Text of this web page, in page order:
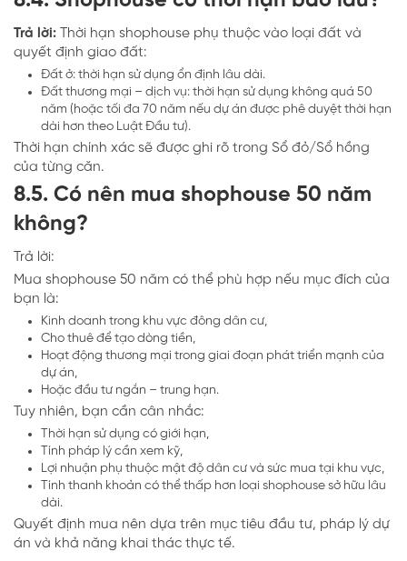
Trả lời: Thời hạn shophouse phụ thuộc vào loại đất và
quyết định giao đất:
Đất ở: thời hạn sử dụng ổn định lâu dài.
Đất thương mại – dịch vụ: thời hạn sử dụng không quá 50
năm (hoặc tối đa 70 năm nếu dự án được phê duyệt thời hạn
dài hơn theo Luật Đầu tư).
Thời hạn chính xác sẽ được ghi rõ trong Sổ đỏ/Sổ hồng
của từng căn.
8.5. Có nên mua shophouse 50 năm
không?
Trả lời:
Mua shophouse 50 năm có thể phù hợp nếu mục đích của
bạn là:
Kinh doanh trong khu vực đông dân cư,
Cho thuê để tạo dòng tiền,
Hoạt động thương mại trong giai đoạn phát triển mạnh của
dự án,
Hoặc đầu tư ngắn – trung hạn.
Tuy nhiên, bạn cần cân nhắc:
Thời hạn sử dụng có giới hạn,
Tính pháp lý cần xem kỹ,
Lợi nhuận phụ thuộc mật độ dân cư và sức mua tại khu vực,
Tính thanh khoản có thể thấp hơn loại shophouse sở hữu lâu
dài.
Quyết định mua nên dựa trên mục tiêu đầu tư, pháp lý dự
án và khả năng khai thác thực tế.